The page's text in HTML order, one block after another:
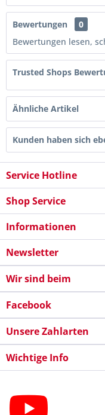
Bewertungen
0
Bewertungen lesen,
Trusted Shops
Ähnliche Artikel
Kunden haben sich
Service Hotline
Shop Service
Informationen
Newsletter
Wir sind beim
Facebook
Unsere Zahlarten
Wichtige Info